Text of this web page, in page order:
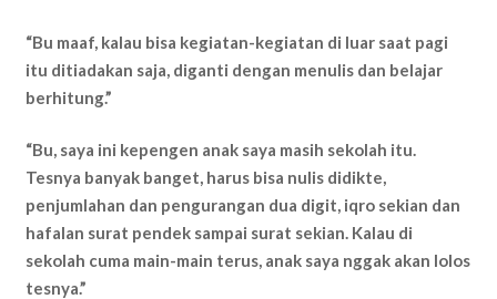
“Bu maaf, kalau bisa kegiatan-kegiatan di luar saat pagi
itu ditiadakan saja, diganti dengan menulis dan belajar
berhitung.”
“Bu, saya ini kepengen anak saya masih sekolah itu.
Tesnya banyak banget, harus bisa nulis didikte,
penjumlahan dan pengurangan dua digit, iqro sekian dan
hafalan surat pendek sampai surat sekian. Kalau di
sekolah cuma main-main terus, anak saya nggak akan lolos
tesnya.”